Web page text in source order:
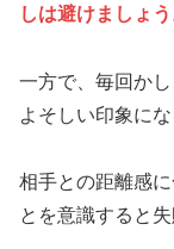
しは避けましょう
一方で、毎回か
よそしい印象に
相手との距離感
とを意識すると